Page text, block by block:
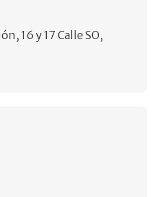
16 y 17 Calle SO,